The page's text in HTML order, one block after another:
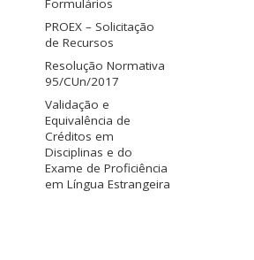
Formulários
PROEX – Solicitação
de Recursos
Resolução Normativa
95/CUn/2017
Validação e
Equivalência de
Créditos em
Disciplinas e do
Exame de Proficiência
em Língua Estrangeira